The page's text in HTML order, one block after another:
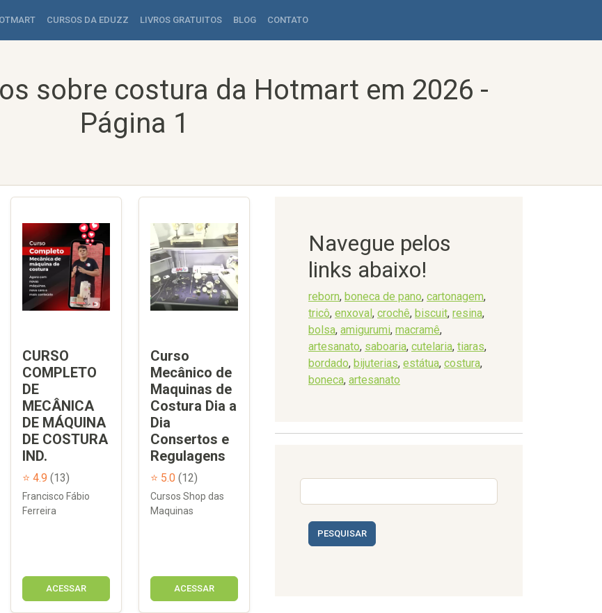
CURSOS DA EDUZZ LIVROS GRATUITOS BLOG CONTATO
sobre costura da Hotmart em 2026 -
Página 1
CURSO
COMPLETO
DE
MECÂNICA
DE MÁQUINA
DE COSTURA
IND.
⭐ 4.9 (13)
Francisco Fábio
Ferreira
ACESSAR
Curso
Mecânico de
Maquinas de
Costura Dia a
Dia
Consertos e
Regulagens
⭐ 5.0 (12)
Cursos Shop das
Maquinas
ACESSAR
Navegue pelos
links abaixo!
reborn, boneca de pano, cartonagem,
tricô, enxoval, crochê, biscuit, resina,
bolsa, amigurumi, macramê,
artesanato, saboaria, cutelaria, tiaras,
bordado, bijuterias, estátua, costura,
boneca, artesanato
PESQUISAR